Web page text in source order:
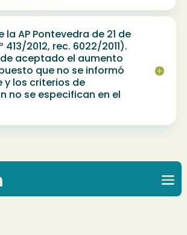
la AP Pontevedra de 21 de
413/2012, rec. 6022/2011).
aceptado el aumento
que no se informó
y los criterios de
no se especifican en el